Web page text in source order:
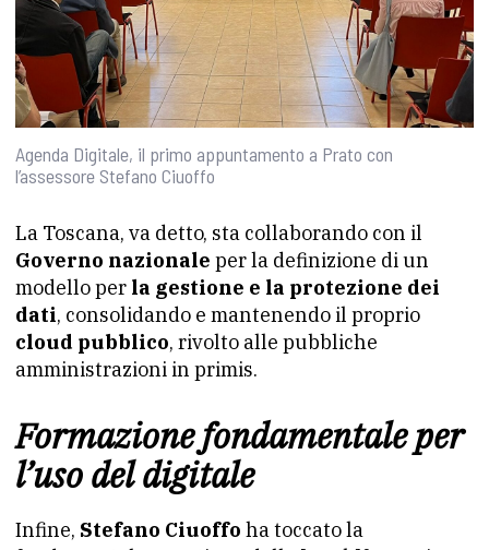
Agenda Digitale, il primo appuntamento a Prato con
l’assessore Stefano Ciuoffo
La Toscana, va detto, sta collaborando con il
Governo nazionale per la definizione di un
modello per la gestione e la protezione dei
dati, consolidando e mantenendo il proprio
cloud pubblico, rivolto alle pubbliche
amministrazioni in primis.
Formazione fondamentale per
l’uso del digitale
Infine, Stefano Ciuoffo ha toccato la